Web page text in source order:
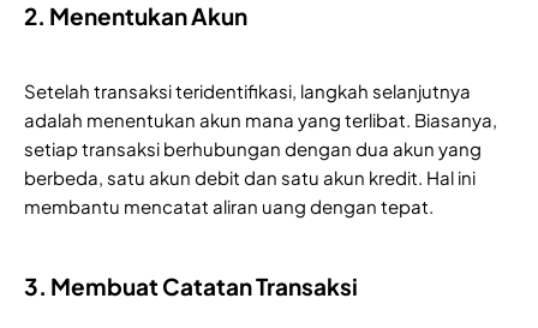
2. Menentukan Akun
Setelah transaksi teridentifikasi, langkah selanjutnya
adalah menentukan akun mana yang terlibat. Biasanya,
setiap transaksi berhubungan dengan dua akun yang
berbeda, satu akun debit dan satu akun kredit. Hal ini
membantu mencatat aliran uang dengan tepat.
3. Membuat Catatan Transaksi